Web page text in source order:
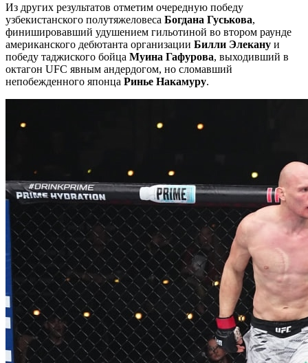
Из других результатов отметим очередную победу
узбекистанского полутяжеловеса Богдана Гуськова,
финишировавший удушением гильотиной во втором раунде
американского дебютанта организации Билли Элекану и
победу таджиского бойца Муина Гафурова, выходивший в
октагон UFC явным андердогом, но сломавший
непобежденного японца Ринье Накамуру.